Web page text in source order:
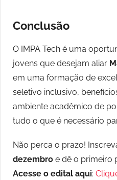
Conclusão
O IMPA Tech é uma
jovens que desejam aliar
em uma formação de
seletivo inclusivo,
ambiente acadêmico de
tudo o que é necessário
Não perca o prazo!
dezembro e dê o primeiro
Acesse o edital aqui: